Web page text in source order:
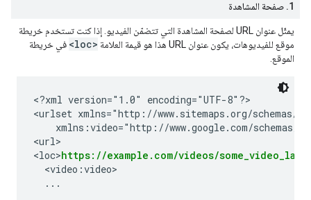
1. صفحة المشاهدة
يمثّل عنوان URL لصفحة المشاهدة التي تتضمّن الفيديو. إذا كنت تستخدم خريطة
موقع للفيديوهات، يكون عنوان URL هذا هو قيمة العلامة
<loc> في خريطة
الموقع.
<?xml version="1.0" encoding="UTF-8"?>
<urlset xmlns="http://www.sitemaps.org/schemas/
xmlns:video="http://www.google.com/schemas/
<url>
<loc>https://example.com/videos/
  <video:video>